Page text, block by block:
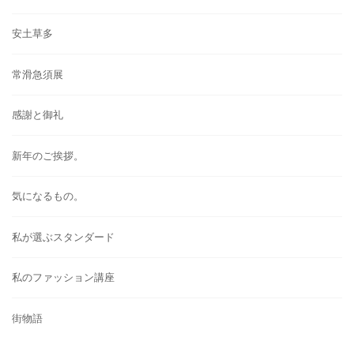
安土草多
常滑急須展
感謝と御礼
新年のご挨拶。
気になるもの。
私が選ぶスタンダード
私のファッション講座
街物語